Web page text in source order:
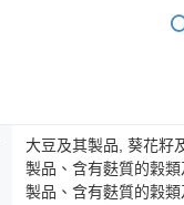
大豆及其製品, 葵花籽
製品、含有麩質的穀
製品、含有麩質的穀類